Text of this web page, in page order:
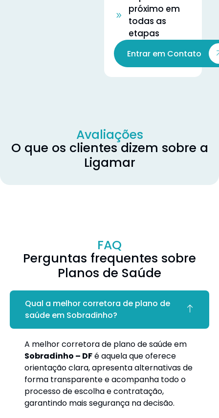
próximo em
todas as
etapas
Entrar em Contato
Avaliações
O que os clientes dizem sobre a
Ligamar
FAQ
Perguntas frequentes sobre
Planos de Saúde
Qual a melhor corretora de plano de
saúde em Sobradinho?
A melhor corretora de plano de saúde em
Sobradinho – DFé aquela que oferece
orientação clara, apresenta alternativas de
forma transparente e acompanha todo o
processo de escolha e contratação,
garantindo mais segurança na decisão.